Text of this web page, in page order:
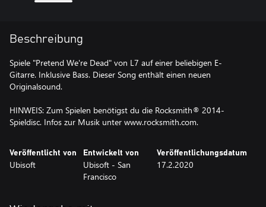
Beschreibung
Spiele "Pretend We're Dead" von L7 auf einer beliebigen E-
Gitarre. Inklusive Bass. Dieser Song enthält einen neuen
Originalsound.
HINWEIS: Zum Spielen benötigst du die Rocksmith® 2014-
Spieldisc. Infos zur Musik unter www.rocksmith.com.
Veröffentlicht von
Ubisoft
Entwickelt von
Ubisoft - San
Francisco
Veröffentlichungsdatum
17.2.2020